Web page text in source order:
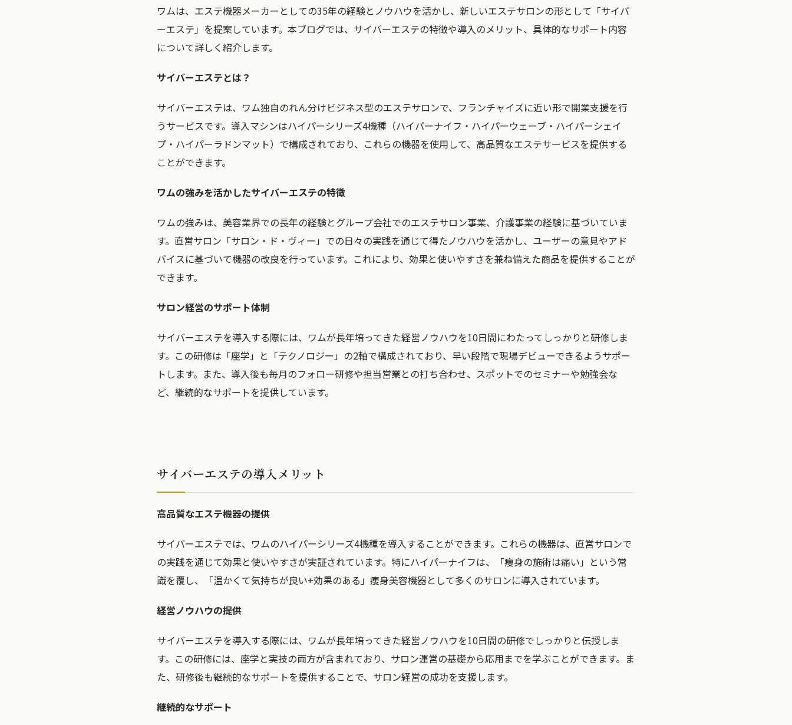
ワムは、エステ機器メーカーとしての35年の経験とノウハウを活かし、新しいエステサロンの形として「サイバ
ーエステ」を提案しています。本ブログでは、サイバーエステの特徴や導入のメリット、具体的なサポート内容
について詳しく紹介します。
サイバーエステとは？
サイバーエステは、ワム独自のれん分けビジネス型のエステサロンで、フランチャイズに近い形で開業支援を行
うサービスです。導入マシンはハイパーシリーズ4機種（ハイパーナイフ・ハイパーウェーブ・ハイパーシェイ
プ・ハイパーラドンマット）で構成されており、これらの機器を使用して、高品質なエステサービスを提供する
ことができます。
ワムの強みを活かしたサイバーエステの特徴
ワムの強みは、美容業界での長年の経験とグループ会社でのエステサロン事業、介護事業の経験に基づいていま
す。直営サロン「サロン・ド・ヴィー」での日々の実践を通じて得たノウハウを活かし、ユーザーの意見やアド
バイスに基づいて機器の改良を行っています。これにより、効果と使いやすさを兼ね備えた商品を提供することが
できます。
サロン経営のサポート体制
サイバーエステを導入する際には、ワムが長年培ってきた経営ノウハウを10日間にわたってしっかりと研修しま
す。この研修は「座学」と「テクノロジー」の2軸で構成されており、早い段階で現場デビューできるようサポー
トします。また、導入後も毎月のフォロー研修や担当営業との打ち合わせ、スポットでのセミナーや勉強会な
ど、継続的なサポートを提供しています。
サイバーエステの導入メリット
高品質なエステ機器の提供
サイバーエステでは、ワムのハイパーシリーズ4機種を導入することができます。これらの機器は、直営サロンで
の実践を通じて効果と使いやすさが実証されています。特にハイパーナイフは、「痩身の施術は痛い」という常
識を覆し、「温かくて気持ちが良い+効果のある」痩身美容機器として多くのサロンに導入されています。
経営ノウハウの提供
サイバーエステを導入する際には、ワムが長年培ってきた経営ノウハウを10日間の研修でしっかりと伝授しま
す。この研修には、座学と実技の両方が含まれており、サロン運営の基礎から応用までを学ぶことができます。ま
た、研修後も継続的なサポートを提供することで、サロン経営の成功を支援します。
継続的なサポート